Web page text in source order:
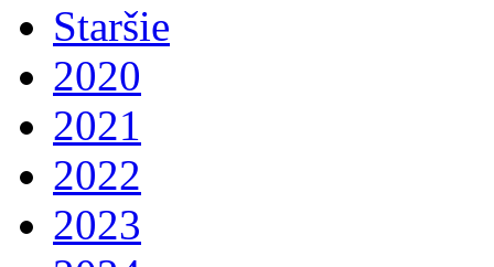
Staršie
2020
2021
2022
2023